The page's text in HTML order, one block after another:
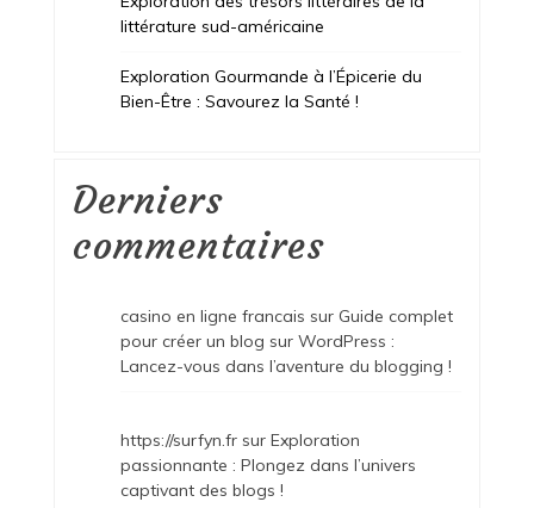
littérature sud-américaine
Exploration Gourmande à l’Épicerie du
Bien-Être : Savourez la Santé !
Derniers
commentaires
casino en ligne francais sur Guide complet
pour créer un blog sur WordPress :
Lancez-vous dans l’aventure du blogging !
https://surfyn.frsur Exploration
passionnante : Plongez dans l’univers
captivant des blogs !